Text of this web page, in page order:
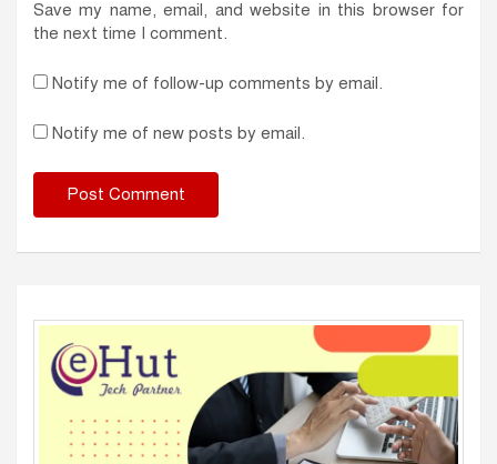
Save my name, email, and website in this browser for
the next time I comment.
Notify me of follow-up comments by email.
Notify me of new posts by email.